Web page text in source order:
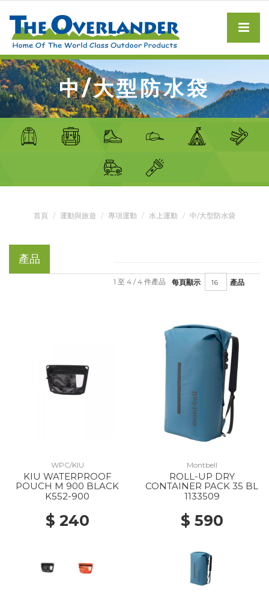
中/大型防水袋
首頁 運動與旅遊 專項運動 水上運動 中/大型防水袋
產品
每頁顯示 產品
1 至 4 / 4 件產品
WPC/KIU
KIU WATERPROOF
POUCH M 900 BLACK
K552-900
$ 240
Montbell
ROLL-UP DRY
CONTAINER PACK 35 BL
1133509
$ 590